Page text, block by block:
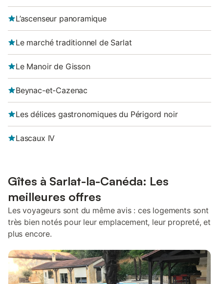
L’ascenseur panoramique
Le marché traditionnel de Sarlat
Le Manoir de Gisson
Beynac-et-Cazenac
Les délices gastronomiques du Périgord noir
Lascaux IV
Gîtes à Sarlat-la-Canéda: Les
meilleures offres
Les voyageurs sont du même avis : ces logements sont
très bien notés pour leur emplacement, leur propreté, et
plus encore.